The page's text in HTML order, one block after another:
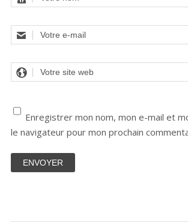
L
E
Enregistrer mon nom, mon e-mail et
le navigateur pour mon prochain